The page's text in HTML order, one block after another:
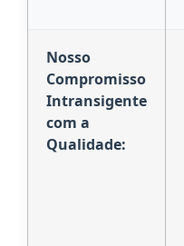
Nosso
Compromisso
Intransigente
com a
Qualidade: